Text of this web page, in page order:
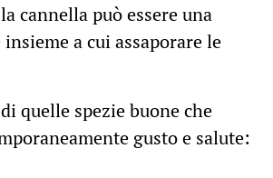
cannella può essere una
a cui assaporare le
quelle spezie buone che
gusto e salute: